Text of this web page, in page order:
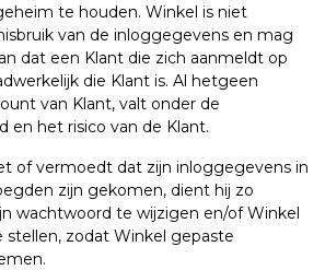
te houden. Winkel is niet
van de inloggegevens en mag
dat een Klant die zich aanmeldt op
die Klant is. Al hetgeen
van Klant, valt onder de
en het risico van de Klant.
of vermoedt dat zijn inloggegevens in
zijn gekomen, dient hij zo
wachtwoord te wijzigen en/of Winkel
stellen, zodat Winkel gepaste